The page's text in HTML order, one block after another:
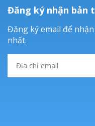
Đăng ký nhận bản
Đăng ký email để
nhất.